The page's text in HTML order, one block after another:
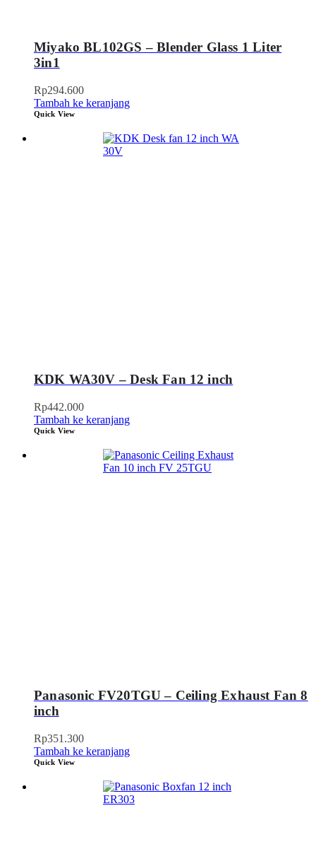
Miyako BL102GS – Blender Glass 1 Liter
3in1
Rp294.600
Tambah ke keranjang
Quick View
KDK WA30V – Desk Fan 12 inch
Rp442.000
Tambah ke keranjang
Quick View
Panasonic FV20TGU – Ceiling Exhaust Fan 8
inch
Rp351.300
Tambah ke keranjang
Quick View